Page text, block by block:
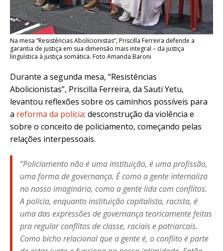
Na mesa “Resistências Abolicionistas”, Priscilla Ferreira defende a
garantia de justiça em sua dimensão mais integral – da justiça
linguística à justiça somática. Foto Amanda Baroni
Durante a segunda mesa, “Resistências
Abolicionistas”, Priscilla Ferreira, da Sauti Yetu,
levantou reflexões sobre os caminhos possíveis para
a reforma da polícia: desconstrução da violência e
sobre o conceito de policiamento, começando pelas
relações interpessoais.
“Policiamento não é uma instituição, é uma profissão,
uma forma de governança. É como a gente internaliza
no nosso imaginário, como a gente lida com conflitos.
A polícia, enquanto instituição capitalista, racista, é
uma das expressões de governança teoricamente feitas
pra regular conflitos de classe, raciais e patriarcais.
Como bicho relacional que a gente é, o conflito é parte